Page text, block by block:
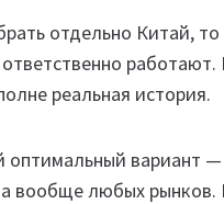
отдельно Китай,
реальная история.
оптимальный вариант —
вообще любых рынков.